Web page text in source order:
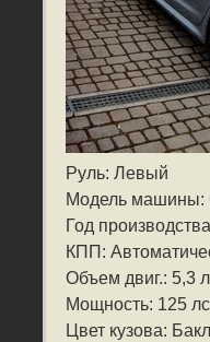
Руль: Левый
Модель машины:
Год
КПП:
Объем двиг.: 5,3
Мощность: 125
Цвет кузова: